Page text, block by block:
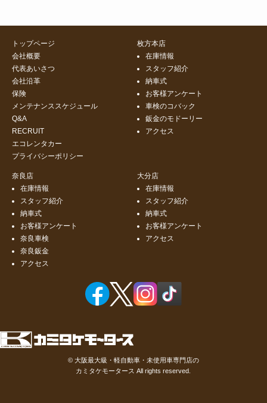
トップページ
会社概要
代表あいさつ
会社沿革
保険
メンテナンススケジュール
Q&A
RECRUIT
エコレンタカー
プライバシーポリシー
枚方本店
在庫情報
スタッフ紹介
納車式
お客様アンケート
車検のコバック
鈑金のモドーリー
アクセス
奈良店
在庫情報
スタッフ紹介
納車式
お客様アンケート
奈良車検
奈良鈑金
アクセス
大分店
在庫情報
スタッフ紹介
納車式
お客様アンケート
アクセス
© 大阪最大級・軽自動車・未使用車専門店の
カミタケモータース All rights reserved.